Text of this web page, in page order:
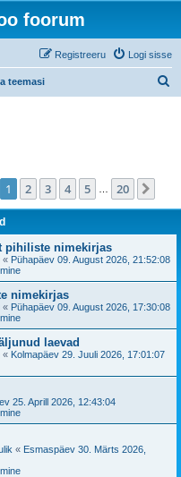
foorum
Logi sisse
Registreeru
teemasi
. leht20 -st
1 2 3 4 5 20
pihiliste nimekirjas
« Pühapäev 09. August 2026, 21:52:08
nimekirjas
« Pühapäev 09. August 2026, 17:30:08
laevad
« Kolmapäev 29. Juuli 2026, 17:01:07
25. Aprill 2026, 12:43:04
« Esmaspäev 30. Märts 2026,